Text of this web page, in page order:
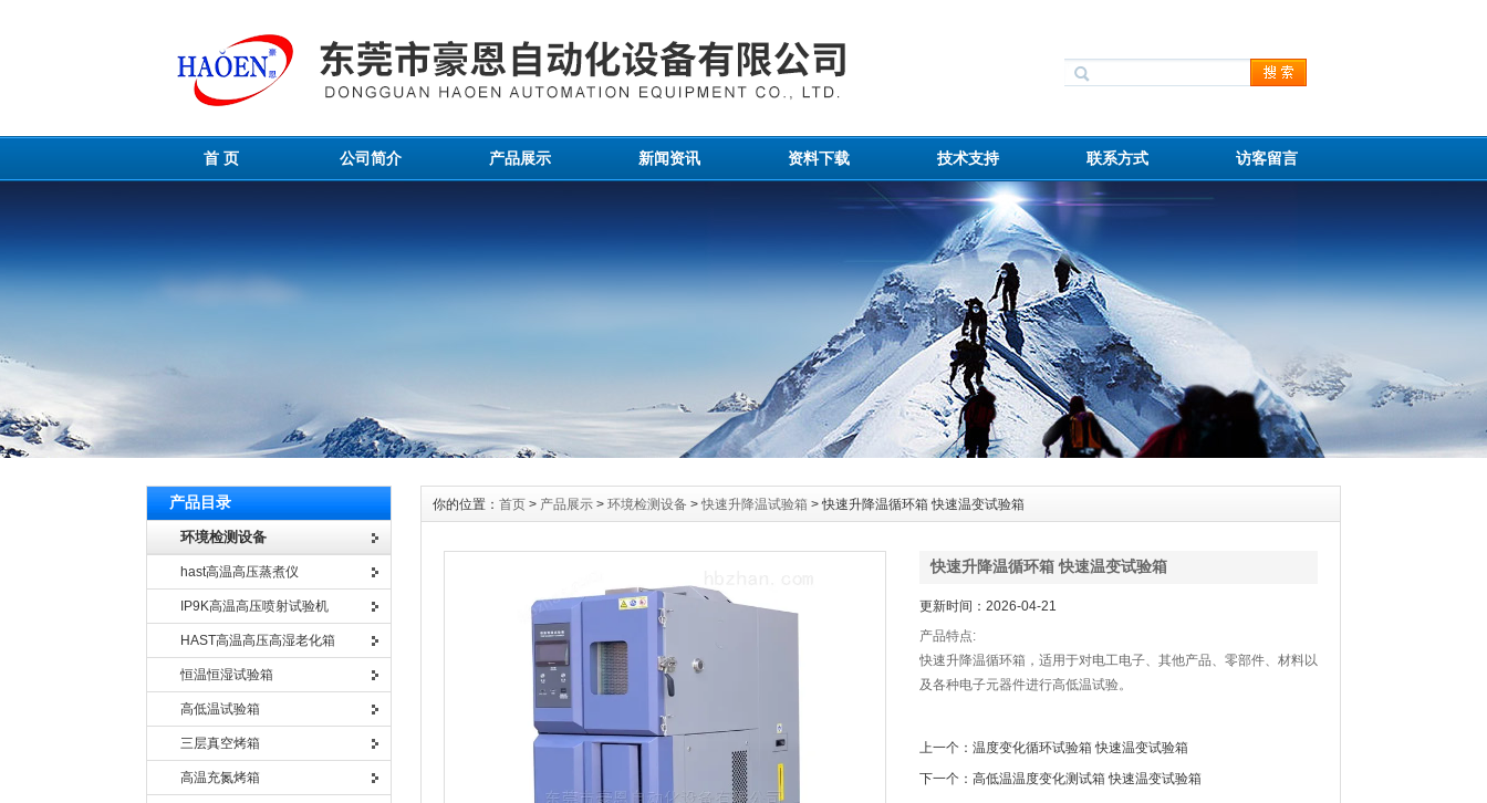
首 页 公司简介 产品展示 新闻资讯 资料下载 技术支持 联系方式 访客留言
产品目录
环境检测设备
hast高温高压蒸煮仪
IP9K高温高压喷射试验机
HAST高温高压高湿老化箱
恒温恒湿试验箱
高低温试验箱
三层真空烤箱
高温充氮烤箱
你的位置： 首页 > 产品展示 > 环境检测设备 >快速升降温试验箱 > 快速升降温循环箱 快速温变试验箱
快速升降温循环箱 快速温变试验箱
更新时间：2026-04-21
产品特点:
快速升降温循环箱，适用于对电工电子、其他产品、零部件、材料以
及各种电子元器件进行高低温试验。
上一个： 温度变化循环试验箱 快速温变试验箱
下一个： 高低温温度变化测试箱 快速温变试验箱